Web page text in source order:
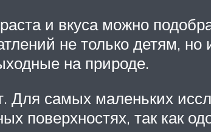
и вкуса можно
не только детям, но
на природе.
Для самых маленьких
поверхностях, так как